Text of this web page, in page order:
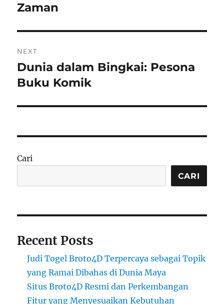
Zaman
NEXT
Next
post:
Dunia dalam Bingkai: Pesona
Buku Komik
Cari
CARI
Recent Posts
Judi Togel Broto4D Terpercaya sebagai Topik
yang Ramai Dibahas di Dunia Maya
Situs Broto4D Resmi dan Perkembangan
Fitur yang Menyesuaikan Kebutuhan